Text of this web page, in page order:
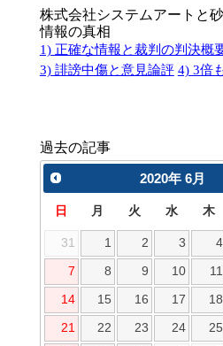
株式会社システムアートと
情報の真相
1) 正確な情報と裁判の判決概
3) 誹謗中傷と意見論評 4) 3倍
過去の記事
2020年 6月
日 月 火 水 木
31 1 2 3 4
7 8 9 10 11
14 15 16 17 18
21 22 23 24 25